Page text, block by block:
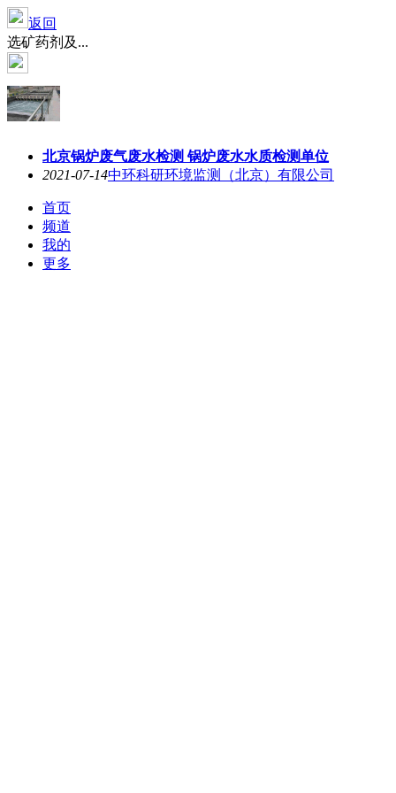
返回
选矿药剂及...
北京锅炉废气废水检测 锅炉废水水质检测单位
2021-07-14中环科研环境监测（北京）有限公司
首页
频道
我的
更多